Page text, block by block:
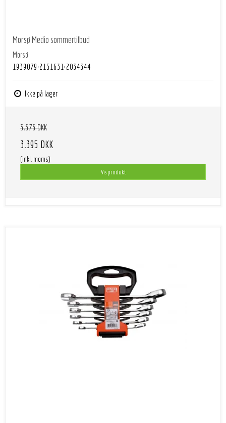
Morsø Medio sommertilbud
Morsø
1939079+2151631+2034344
Ikke på lager
3.676 DKK
3.395 DKK
(inkl. moms)
Vis produkt